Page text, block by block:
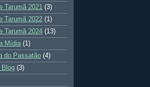
Tarumã 2021 (3)
Tarumã 2022 (1)
Tarumã 2024 (13)
Mídia (1)
do Passatão (4)
Blog (3)